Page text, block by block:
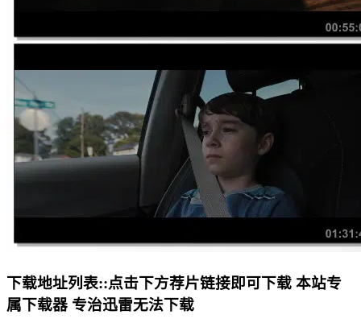
下载地址列表::点击下方荐片链接即可下载 本站专
属下载器 专治迅雷无法下载